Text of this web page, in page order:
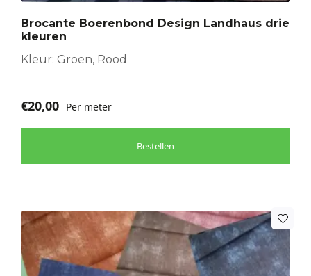
Brocante Boerenbond Design Landhaus drie
kleuren
Kleur: Groen, Rood
€20,00 Per meter
Bestellen
kan
gekozen
worden
productpagina
Dit
heeft
meerdere